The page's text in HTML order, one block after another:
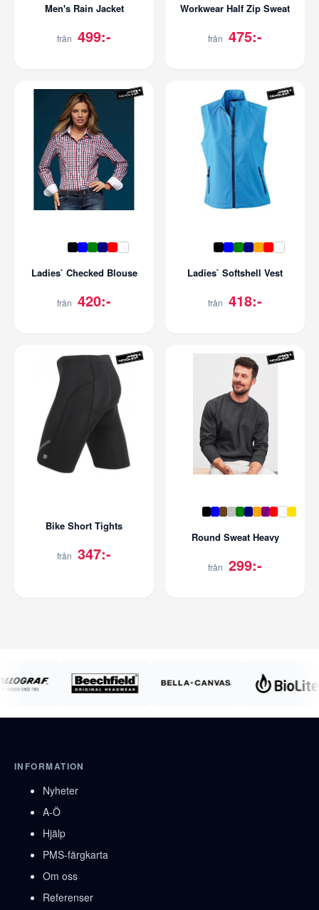
Men's Rain Jacket
från 499:-
Workwear Half Zip Sweat
från 475:-
Ladies` Checked Blouse
från 420:-
Ladies` Softshell Vest
från 418:-
Bike Short Tights
från 347:-
Round Sweat Heavy
från 299:-
INFORMATION
Nyheter
A-Ö
Hjälp
PMS-färgkarta
Om oss
Referenser